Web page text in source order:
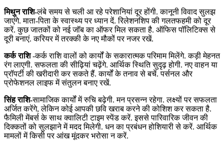
मिथुन राशि-लंबे समय से चली आ रहे परेशानियां दूर होंगी. कानूनी विवाद सुलझ
जाएंगे. माता-पिता के स्वास्थ्य पर ध्यान दें. रिलेशनशिप की गलतफहमी को दूर
करें. कुछ जातकों को नई जॉब का ऑफर मिल सकता है. ऑफिस पॉलिटिक्स से
दूरी बनाएं. करियर में तरक्की के नए मौकों पर नजर रखें.
कर्क राशि-कर्क राशि वालों को कार्यों के सकारात्मक परिमाम मिलेंगे. कड़ी मेहनत
रंग लाएगी. सफलता की सीढ़ियां चढ़ेंगे. आर्थिक स्थिति सुदृढ़ होगी. नए वाहन या
प्रॉपर्टी की खरीदारी कर सकते हैं. कार्यों के तनाव से बचें. पर्सनल और
प्रोफेशनल लाइफ में संतुलन बनाए रखें.
सिंह राशि-सामाजिक कार्यों में रुचि बढ़ेगी. मन प्रसन्न रहेगा. लक्ष्यों पर सफलता
अर्जित करेंगे, लेकिन कोई आपकी छवि खराब करने की कोशिश कर सकता है.
फैमिली मेंबर्स के साथ क्वालिटी टाइम स्पेंड करें. इससे पारिवारिक जीवन की
दिक्कतों को सुलझाने में मदद मिलेगी. धन का प्रबंधन होशियारी से करें. आर्थिक
मामलों में किसी पर आंख मूंदकर भरोसा न करें.